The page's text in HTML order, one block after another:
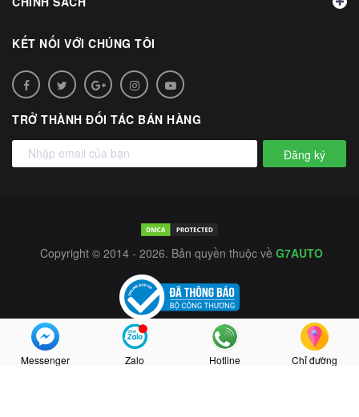
KẾT NỐI VỚI CHÚNG TÔI
TRỞ THÀNH ĐỐI TÁC BÁN HÀNG
Đăng ký
Copyright © 2014 - 2026. Bản quyền thuộc về G7AUTO
Messenger Zalo Hotline Chỉ đường